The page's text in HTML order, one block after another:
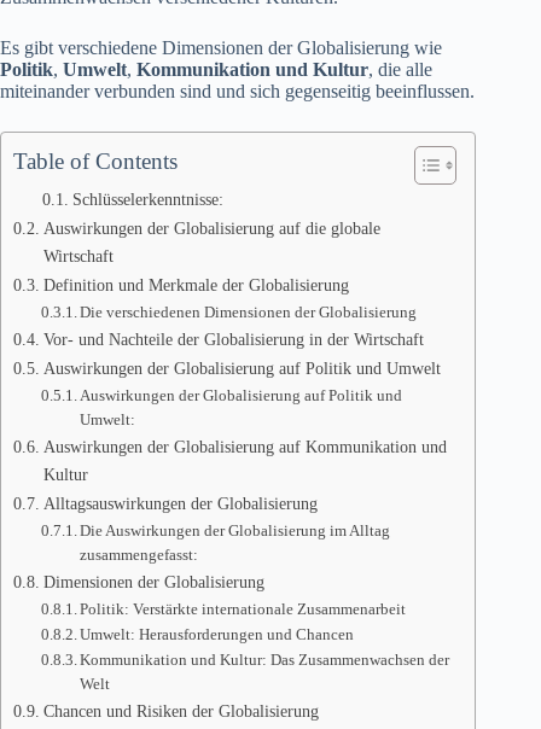
Es gibt verschiedene Dimensionen der Globalisierung wie
Politik, Umwelt, Kommunikation und Kultur, die alle
miteinander verbunden sind und sich gegenseitig beeinflussen.
Table of Contents
Schlüsselerkenntnisse:
Auswirkungen der Globalisierung auf die globale
Wirtschaft
Definition und Merkmale der Globalisierung
Die verschiedenen Dimensionen der Globalisierung
Vor- und Nachteile der Globalisierung in der Wirtschaft
Auswirkungen der Globalisierung auf Politik und Umwelt
Auswirkungen der Globalisierung auf Politik und
Umwelt:
Auswirkungen der Globalisierung auf Kommunikation und
Kultur
Alltagsauswirkungen der Globalisierung
Die Auswirkungen der Globalisierung im Alltag
zusammengefasst:
Dimensionen der Globalisierung
Politik: Verstärkte internationale Zusammenarbeit
Umwelt: Herausforderungen und Chancen
Kommunikation und Kultur: Das Zusammenwachsen der
Welt
Chancen und Risiken der Globalisierung